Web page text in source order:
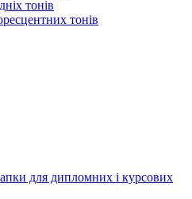
тонів
тонів
для дипломних і курсових